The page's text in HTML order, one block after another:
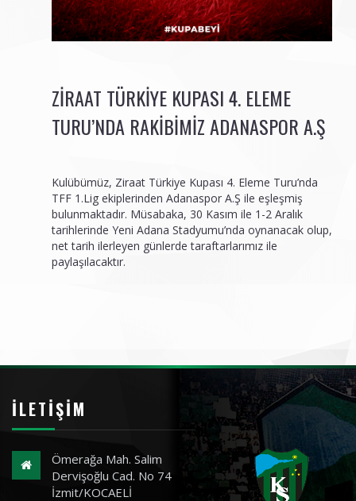
ZIRAAT TÜRKIYE KUPASI 4. ELEME
TURU’NDA RAKIBIMIZ ADANASPOR A.Ş
Kulübümüz, Ziraat Türkiye Kupası 4. Eleme Turu’nda
TFF 1.Lig ekiplerinden Adanaspor A.Ş ile eşleşmiş
bulunmaktadır. Müsabaka, 30 Kasım ile 1-2 Aralık
tarihlerinde Yeni Adana Stadyumu’nda oynanacak olup,
net tarih ilerleyen günlerde taraftarlarımız ile
paylaşılacaktır.
İLETIŞIM
Ömerağa Mah. Salim
Dervişoğlu Cad. No 74
İzmit/KOCAELİ